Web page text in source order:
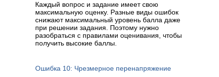
Каждый вопрос и задание имеет свою
максимальную оценку. Разные виды ошибок
снижают максимальный уровень балла даже
при решении задания. Поэтому нужно
разобраться с правилами оценивания, чтобы
получить высокие баллы.
Ошибка 10: Чрезмерное перенапряжение